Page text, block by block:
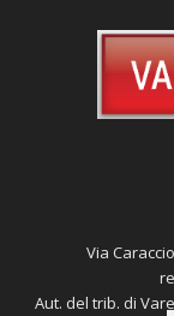
Via
Aut. del trib. di
Media - Direttore